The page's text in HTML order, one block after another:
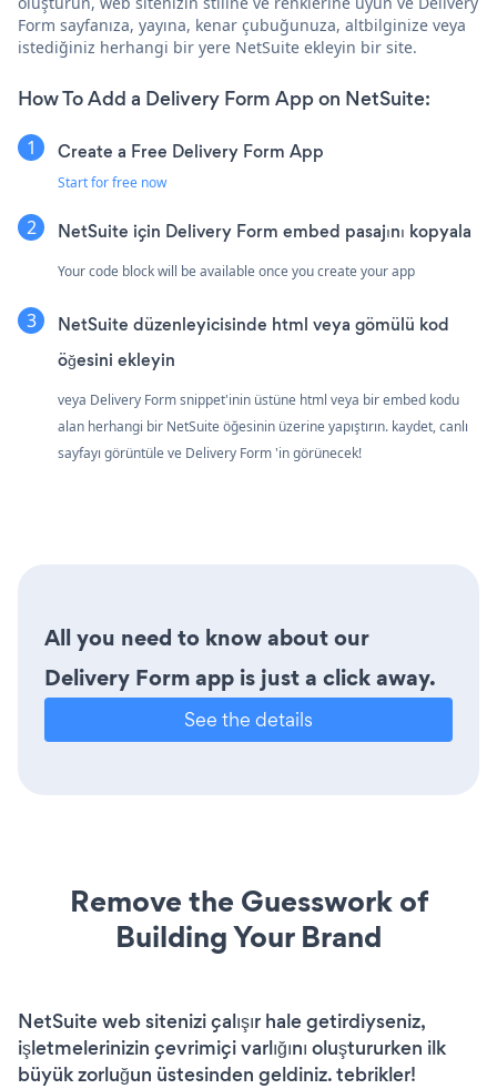
Form sayfanıza, yayına, kenar çubuğunuza, altbilginize veya
istediğiniz herhangi bir yere NetSuite ekleyin bir site.
How To Add a Delivery Form App on NetSuite:
Create a Free Delivery Form App
Start for free now
NetSuite için Delivery Form embed pasajını kopyala
Your code block will be available once you create your app
NetSuite düzenleyicisinde html veya gömülü kod
öğesini ekleyin
veya Delivery Form snippet'inin üstüne html veya bir embed kodu
alan herhangi bir NetSuite öğesinin üzerine yapıştırın. kaydet, canlı
sayfayı görüntüle ve Delivery Form 'in görünecek!
All you need to know about our
Delivery Form app is just a click away.
See the details
Remove the Guesswork of
Building Your Brand
NetSuite web sitenizi çalışır hale getirdiyseniz,
işletmelerinizin çevrimiçi varlığını oluştururken ilk
büyük zorluğun üstesinden geldiniz. tebrikler!